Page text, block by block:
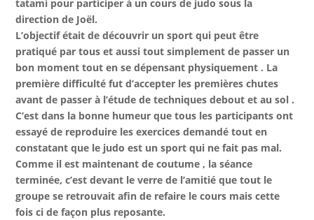
tatami pour participer à un cours de judo sous la
direction de Joël.
L’objectif était de découvrir un sport qui peut être
pratiqué par tous et aussi tout simplement de passer un
bon moment tout en se dépensant physiquement . La
première difficulté fut d’accepter les premières chutes
avant de passer à l’étude de techniques debout et au sol .
C’est dans la bonne humeur que tous les participants ont
essayé de reproduire les exercices demandé tout en
constatant que le judo est un sport qui ne fait pas mal.
Comme il est maintenant de coutume , la séance
terminée, c’est devant le verre de l’amitié que tout le
groupe se retrouvait afin de refaire le cours mais cette
fois ci de façon plus reposante.